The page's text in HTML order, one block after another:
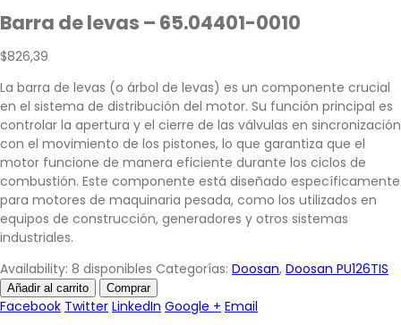
Barra de levas – 65.04401-0010
$826,39
La barra de levas (o árbol de levas) es un componente crucial
en el sistema de distribución del motor. Su función principal es
controlar la apertura y el cierre de las válvulas en sincronización
con el movimiento de los pistones, lo que garantiza que el
motor funcione de manera eficiente durante los ciclos de
combustión. Este componente está diseñado específicamente
para motores de maquinaria pesada, como los utilizados en
equipos de construcción, generadores y otros sistemas
industriales.
Availability: 8 disponibles Categorías: Doosan, Doosan PU126TIS
Añadir al carrito Comprar
Facebook Twitter LinkedIn Google + Email